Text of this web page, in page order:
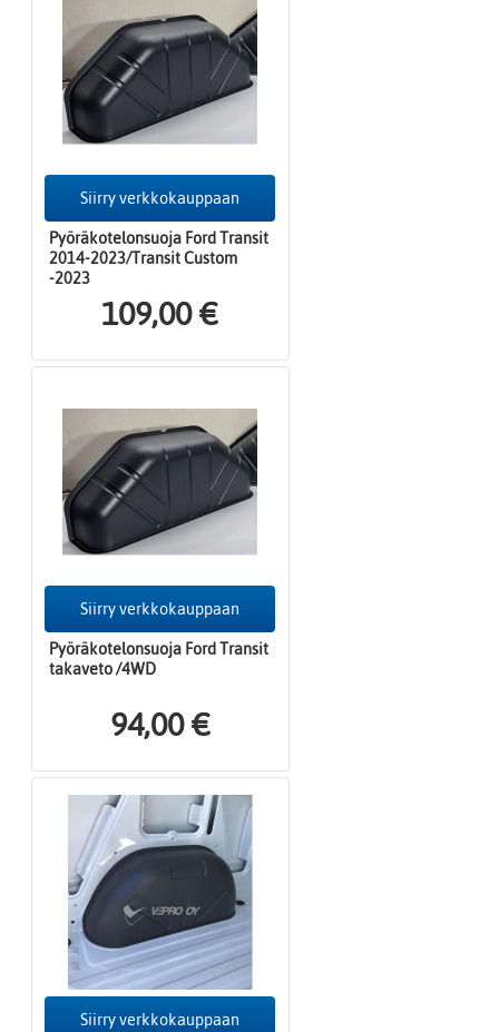
Siirry verkkokauppaan
Pyöräkotelonsuoja Ford Transit
2014-2023/Transit Custom
-2023
109,00 €
Siirry verkkokauppaan
Pyöräkotelonsuoja Ford Transit
takaveto /4WD
94,00 €
Siirry verkkokauppaan